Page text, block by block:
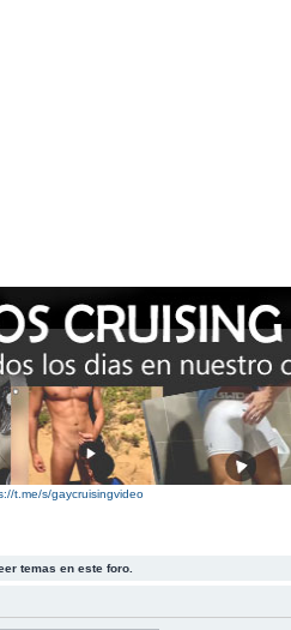
t.me/s/gaycruisingvideo
temas en este foro.